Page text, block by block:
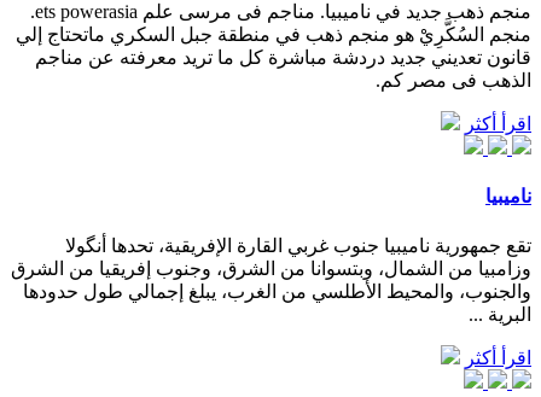
منجم ذهب جديد في ناميبيا. مناجم فى مرسى علم ets powerasia.
منجم السُكَّرِيْ هو منجم ذهب في منطقة جبل السكري ماتحتاج إلي
قانون تعديني جديد دردشة مباشرة كل ما تريد معرفته عن مناجم
الذهب فى مصر كم.
اقرأ أكثر
ناميبيا
تقع جمهورية ناميبيا جنوب غربي القارة الإفريقية، تحدها أنگولا
وزامبيا من الشمال، وبتسوانا من الشرق، وجنوب إفريقيا من الشرق
والجنوب، والمحيط الأطلسي من الغرب، يبلغ إجمالي طول حدودها
البرية ...
اقرأ أكثر